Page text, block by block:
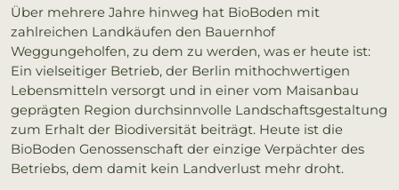
Über mehrere Jahre hinweg hat BioBoden mit
zahlreichen Landkäufen den Bauernhof
Weggungeholfen, zu dem zu werden, was er heute ist:
Ein vielseitiger Betrieb, der Berlin mithochwertigen
Lebensmitteln versorgt und in einer vom Maisanbau
geprägten Region durchsinnvolle Landschaftsgestaltung
zum Erhalt der Biodiversität beiträgt. Heute ist die
BioBoden Genossenschaft der einzige Verpächter des
Betriebs, dem damit kein Landverlust mehr droht.